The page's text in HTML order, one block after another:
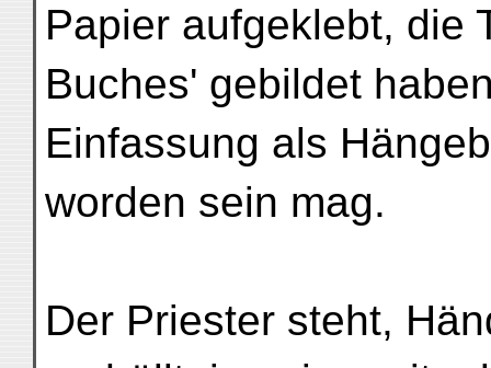
Papier aufgeklebt, die
Buches' gebildet
Einfassung als
worden sein mag.
Der Priester steht,